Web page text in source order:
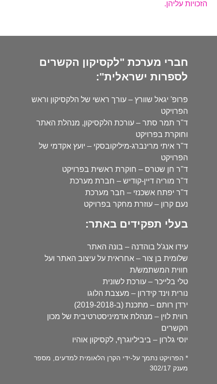
הזכויות עליהן.
חברי מערכת "לקסיקון הקשרים
לספרות ישראלית":
פרופ' יגאל שוורץ – עורך ראשי של הלקסיקון וראש
הפרויקט
ד"ר תמר סתר – עורכת הלקסיקון, מנהלת האתר
וחוקרת בפרויקט
ד"ר איתי מרינברג-מיליקובסקי – יועץ אקדמי של
הפרויקט
ד"ר חן שטרס – חוקרת ראשית בפרויקט
ד"ר מוריה דיין-קודיש – חברת מערכת
ד"ר יפתח אשכנזי – חבר מערכת
נעם קרון – עוזרת מחקר בפרויקט
בעלי תפקידים באתר:
עידו אנג'ל בוהדנה – בונה האתר
שלומית בן צור – אחראית על עיצוב האתר ועל
חווית המשתמש/ת
טלי בלייכר – עורכת לשונית
נורית וינד קידרון – מעצבת הלוגו
ירדן רותם – מתכנת (ב-2019-2018)
רווית לוין – מנהלת אדמיניסטרטיבית של מכון
הקשרים
יוסי גלרון – ביביליוגרף, לקסיקון אוהיו
* הפרויקט נתמך על-ידי הקרן הלאומית למדעים, מספר
מענק 302/17